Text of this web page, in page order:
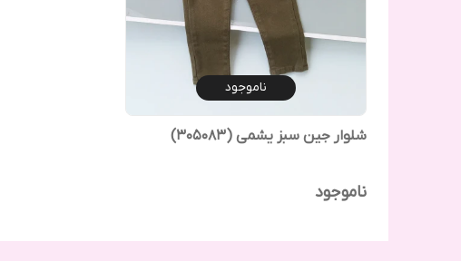
ناموجود
شلوار جین سبز یشمی (305083)
ناموجود